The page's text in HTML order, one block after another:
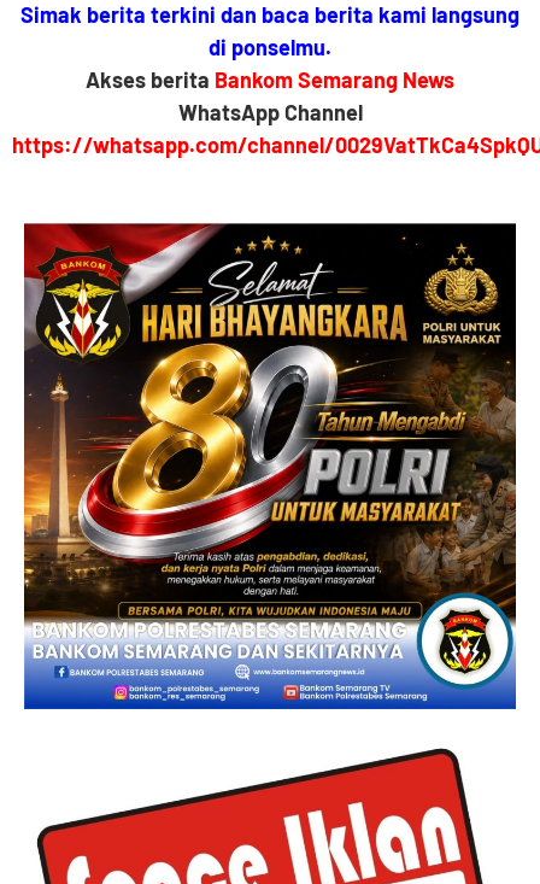
Simak berita terkini dan baca berita kami langsung
di ponselmu.
Akses berita Bankom Semarang News
WhatsApp Channel
https://whatsapp.com/channel/